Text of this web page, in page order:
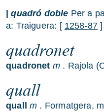
|quadró doble Per a
a: Traiguera: [ 1258-87
quadronet
quadronet m . Rajola
quall
quall m . Formatgera,